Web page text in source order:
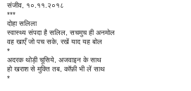
संजीव, १०.११.२०१८
***
दोहा सलिला
स्वास्थ्य संपदा है सलिल, सचमुच ही अनमोल
वह खाएँ जो पच सके, रखें याद यह बोल
*
अदरक थोड़ी चूसिये, अजवाइन के साथ
हो खराश से मुक्ति तब, कॉफ़ी भी लें साथ
*